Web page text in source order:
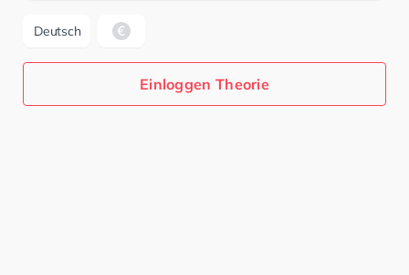
Deutsch
Einloggen Theorie